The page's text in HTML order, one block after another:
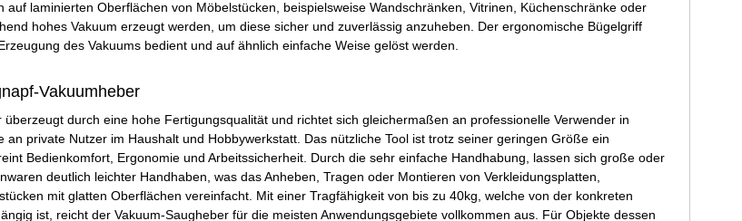
auf laminierten Oberflächen von Möbelstücken, beispielsweise Wandschränken, Vitrinen, Küchenschränke oder
hohes Vakuum erzeugt werden, um diese sicher und zuverlässig anzuheben. Der ergonomische Bügelgriff
des Vakuums bedient und auf ähnlich einfache Weise gelöst werden.
Vakuumheber
überzeugt durch eine hohe Fertigungsqualität und richtet sich gleichermaßen an professionelle Verwender in
an private Nutzer im Haushalt und Hobbywerkstatt. Das nützliche Tool ist trotz seiner geringen Größe ein
Bedienkomfort, Ergonomie und Arbeitssicherheit. Durch die sehr einfache Handhabung, lassen sich große oder
deutlich leichter Handhaben, was das Anheben, Tragen oder Montieren von Verkleidungsplatten,
mit glatten Oberflächen vereinfacht. Mit einer Tragfähigkeit von bis zu 40kg, welche von der konkreten
ist, reicht der Vakuum-Saugheber für die meisten Anwendungsgebiete vollkommen aus. Für Objekte dessen